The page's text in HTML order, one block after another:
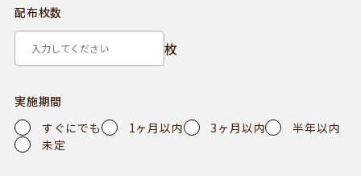
配布枚数
実施期間
すぐにでも
1ヶ月以内 3ヶ月以内
半年以内
未定